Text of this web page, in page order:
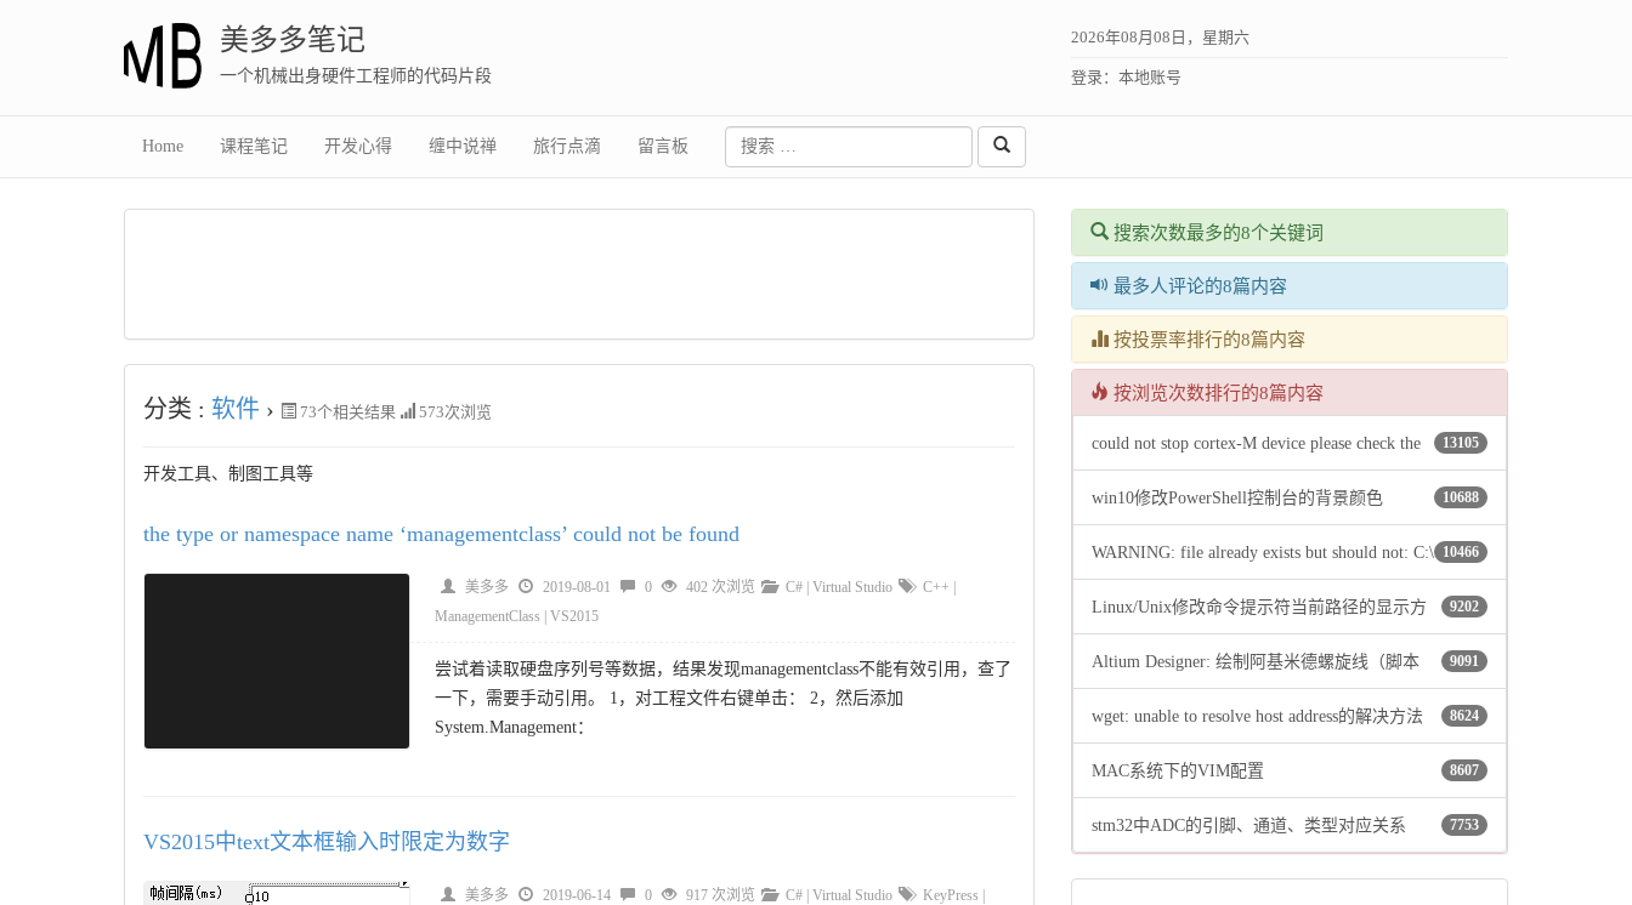
美多多笔记
一个机械出身硬件工程师的代码片段
2026年08月08日，星期六
登录： 本地账号
Home 课程笔记 开发心得 缠中说禅 旅行点滴 留言板
分类 : 软件 › 73个相关结果 573次浏览
开发工具、制图工具等
the type or namespace name ‘managementclass’ could not be found
美多多 2019-08-01 0 402 次浏览 C# Virtual Studio C++
ManagementClass
VS2015
尝试着读取硬盘序列号等数据，结果发现managementclass不能有效引用，查了
一下，需要手动引用。 1，对工程文件右键单击： 2，然后添加
System.Management：
VS2015中text文本框输入时限定为数字
美多多 2019-06-14 0 917 次浏览 C# Virtual Studio KeyPress
搜索次数最多的8个关键词
最多人评论的8篇内容
按投票率排行的8篇内容
按浏览次数排行的8篇内容
13105
could not stop cortex-M device please check the
jtag cable 10688
win10修改PowerShell控制台的背景颜色
10466
WARNING: file already exists but should not: C:\
…\…\…\Local\Temp\_MEI58962\include\pyconfig.h9202
Linux/Unix修改命令提示符当前路径的显示方
式 9091
Altium Designer: 绘制阿基米德螺旋线（脚本
法） 8624
wget: unable to resolve host address的解决方法
8607
MAC系统下的VIM配置
7753
stm32中ADC的引脚、通道、类型对应关系